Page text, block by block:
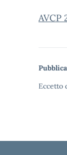
AVCP
Eccetto